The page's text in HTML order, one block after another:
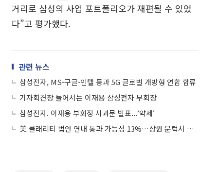
거리로 삼성의 사업 포트폴리오가 재편될 수 있었
다”고 평가했다.
관련 뉴스
삼성전자, MS-구글-인텔 등과 5G 글로벌 개방형 연합 합류
기자회견장 들어서는 이재용 삼성전자 부회장
삼성전자. 이재용 부회장 사과문 발표...‘약세’
美 클래리티 법안 연내 통과 가능성 13%…상원 문턱서 제동